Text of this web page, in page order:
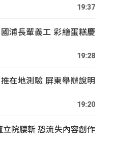
19:37
浦長輩義工 彩繪蛋糕慶
19:28
在地測驗 屏東舉辦說明
19:20
立院腰斬 恐流失內容創作